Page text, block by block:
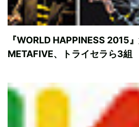
『WORLD HAPPINESS 2015
METAFIVE、トライセラら3組